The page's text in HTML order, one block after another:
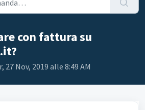
con fattura su
Nov, 2019 alle 8:49 AM